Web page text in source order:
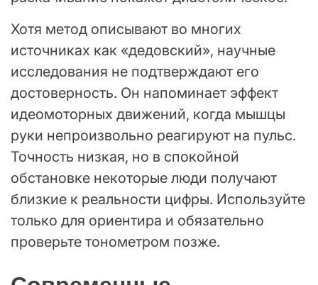
Хотя метод описывают во многих
источниках как «дедовский», научные
исследования не подтверждают его
достоверность. Он напоминает эффект
идеомоторных движений, когда мышцы
руки непроизвольно реагируют на пульс.
Точность низкая, но в спокойной
обстановке некоторые люди получают
близкие к реальности цифры. Используйте
только для ориентира и обязательно
проверьте тонометром позже.